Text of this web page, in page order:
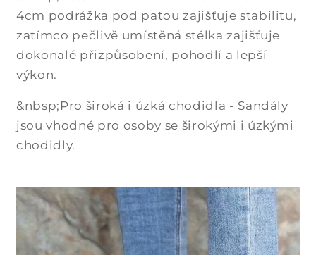
4cm podrážka pod patou zajišťuje stabilitu,
zatímco pečlivě umístěná stélka zajišťuje
dokonalé přizpůsobení, pohodlí a lepší
výkon.
&nbsp;Pro široká i úzká chodidla - Sandály
jsou vhodné pro osoby se širokými i úzkými
chodidly.